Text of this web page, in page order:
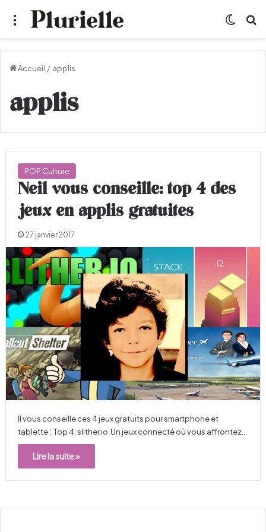
Menu
Accueil / applis
applis
POP Culture
Neil vous conseille: top 4 des
jeux en applis gratuites
27 janvier 2017
Il vous conseille ces 4 jeux gratuits pour smartphone et
tablette : Top 4: slither.io Un jeux connecté où vous affrontez…
Lire la suite »